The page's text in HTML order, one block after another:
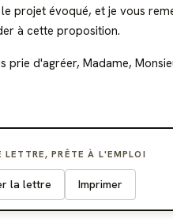
projet évoqué, et je vous
à cette proposition.
prie d'agréer, Madame,
LETTRE, PRÊTE À L'EMPLOI
la lettre Imprimer